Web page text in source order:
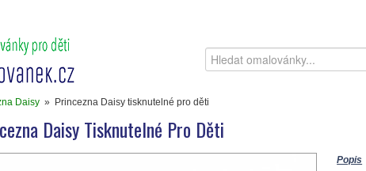
Daisy » Princezna Daisy tisknutelné pro děti
Daisy Tisknutelné Pro Děti
Popis